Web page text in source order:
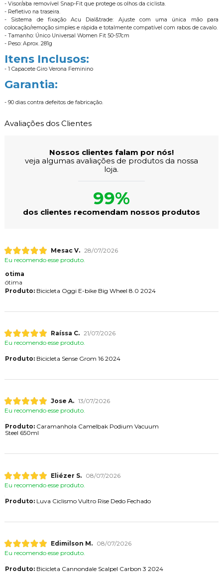
- Visor/aba removível Snap-Fit que protege os olhos da ciclista.
- Refletivo na traseira.
- Sistema de fixação Acu Dial&trade: Ajuste com uma única mão para
colocação/remoção simples e rápida e totalmente compatível com rabos de cavalo.
- Tamanho: Único Universal Women Fit 50-57cm
- Peso: Aprox. 281g
Itens Inclusos:
- 1 Capacete Giro Verona Feminino
Garantia:
- 90 dias contra defeitos de fabricação.
Avaliações dos Clientes
Nossos clientes falam por nós!
veja algumas avaliações de produtos da nossa
loja.
99%
dos clientes recomendam nossos produtos
Mesac V. 28/07/2026
Eu recomendo esse produto.
otima
ótima
Produto:Bicicleta Oggi E-bike Big Wheel 8.0 2024
Raíssa C. 21/07/2026
Eu recomendo esse produto.
Produto:Bicicleta Sense Grom 16 2024
Jose A. 13/07/2026
Eu recomendo esse produto.
Produto:Caramanhola Camelbak Podium Vacuum
Steel 650ml
Eliézer S.
08/07/2026
Eu recomendo esse produto.
Produto:Luva Ciclismo Vultro Rise Dedo Fechado
Edimilson M.
08/07/2026
Eu recomendo esse produto.
Produto:Bicicleta Cannondale Scalpel Carbon 3 2024